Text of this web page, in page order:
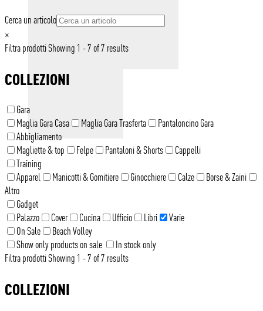
Cerca un articolo
×
Filtra prodottiShowing 1 - 7 of 7 results
COLLEZIONI
Gara
Maglia Gara Casa
Maglia Gara Trasferta
Pantaloncino Gara
Abbigliamento
Magliette & top
Felpe Pantaloni & Shorts
Cappelli
Training
Apparel
Manicotti & Gomitiere Ginocchiere Calze
Borse & Zaini
Altro
Gadget
Palazzo
Cover Cucina Ufficio Libri
Varie
On Sale
Beach Volley
Show only products on sale
In stock only
Filtra prodottiShowing 1 - 7 of 7 results
COLLEZIONI